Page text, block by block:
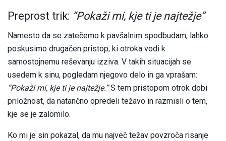
Preprost trik: “Pokaži mi, kje ti je najtežje”
Namesto da se zatečemo k pavšalnim spodbudam, lahko
poskusimo drugačen pristop, ki otroka vodi k
samostojnemu reševanju izziva. V takih situacijah se
usedem k sinu, pogledam njegovo delo in ga vprašam:
“Pokaži mi, kje ti je najtežje.”S tem pristopom otrok dobi
priložnost, da natančno opredeli težavo in razmisli o tem,
kje se je zalomilo.
Ko mi je sin pokazal, da mu največ težav povzroča risanje